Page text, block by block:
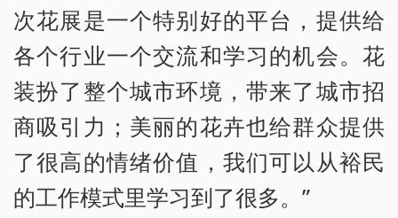
次花展是一个特别好的平台，提供给
各个行业一个交流和学习的机会。花
装扮了整个城市环境，带来了城市招
商吸引力；美丽的花卉也给群众提供
了很高的情绪价值，我们可以从裕民
的工作模式里学习到了很多。”